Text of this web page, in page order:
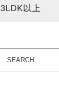
3LDK以上
SEARCH